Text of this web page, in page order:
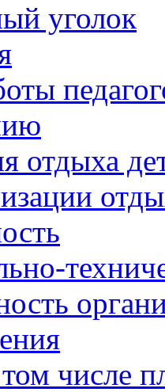
уголок
отдыха
числе